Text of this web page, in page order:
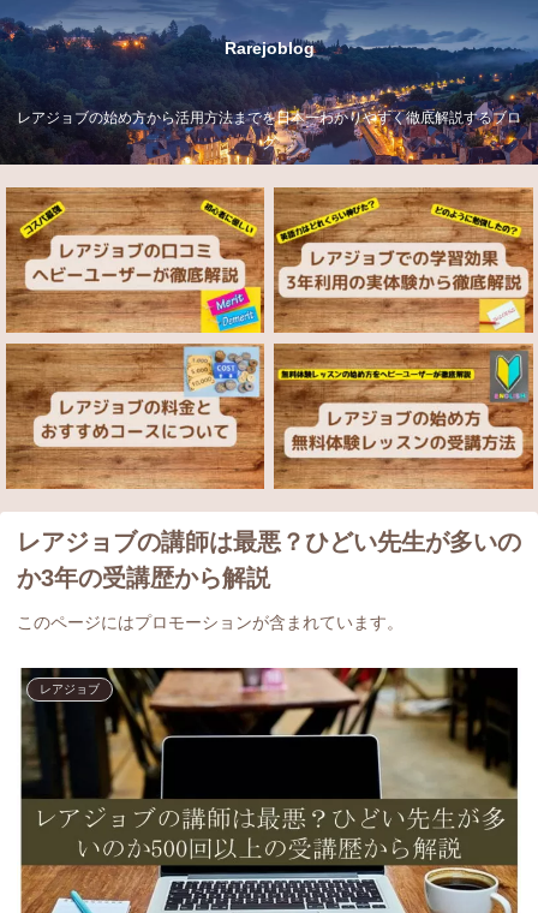
Rarejoblog
レアジョブの始め方から活用方法までを日本一わかりやすく徹底解説するブロ
グ
レアジョブの講師は最悪？ひどい先生が多いの
か3年の受講歴から解説
このページにはプロモーションが含まれています。
レアジョブ